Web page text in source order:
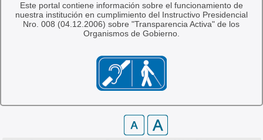
Este portal contiene información sobre el funcionamiento de
nuestra institución en cumplimiento del Instructivo Presidencial
Nro. 008 (04.12.2006) sobre "Transparencia Activa" de los
Organismos de Gobierno.